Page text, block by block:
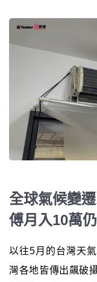
全球氣候變
傅月入10萬
以往5月的台灣天
灣各地皆傳出飆破